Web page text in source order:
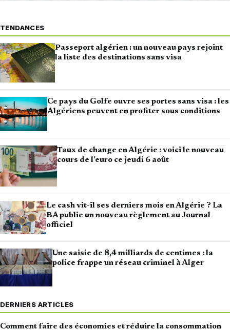
TENDANCES
Passeport algérien : un nouveau pays rejoint
la liste des destinations sans visa
Ce pays du Golfe ouvre ses portes sans visa : les
Algériens peuvent en profiter sous conditions
Taux de change en Algérie : voici le nouveau
cours de l’euro ce jeudi 6 août
Le cash vit-il ses derniers mois en Algérie ? La
BA publie un nouveau règlement au Journal
officiel
Une saisie de 8,4 milliards de centimes : la
police frappe un réseau criminel à Alger
DERNIERS ARTICLES
Comment faire des économies et réduire la consommation